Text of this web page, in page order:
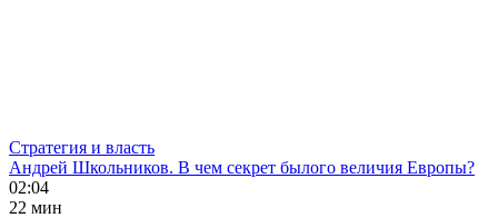
Стратегия и власть
Андрей Школьников. В чем секрет былого величия Европы?
02:04
22 мин